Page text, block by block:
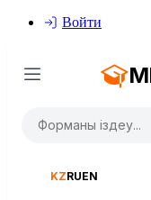
Войти
KZRUEN